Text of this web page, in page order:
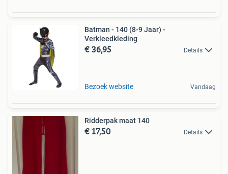
Batman - 140 (8-9 Jaar) -
Verkleedkleding
€ 36,95 Details
Bezoek website Vandaag
Ridderpak maat 140
€ 17,50 Details